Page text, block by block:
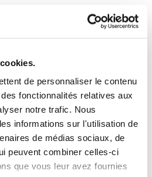
de personnaliser le contenu
fonctionnalités relatives aux
notre trafic. Nous
informations sur l'utilisation de
de médias sociaux, de
peuvent combiner celles-ci
que vous leur avez fournies
157
MB
PLAN DU SITE ACCESSIBILITÉ CONTACT